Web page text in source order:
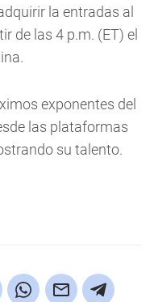
la entradas al
de las 4 p.m. (ET) el
exponentes del
las plataformas
su talento.